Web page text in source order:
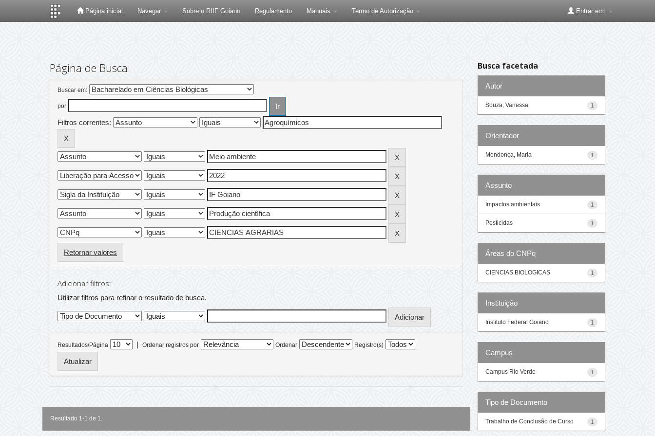
Página inicial Navegar Sobre o RIIF Goiano Regulamento Manuais Termo de Autorização Entrar em:
Página de Busca
Buscar em:
por
Filtros correntes:
Retornar valores
Adicionar filtros:
Utilizar filtros para refinar o resultado de busca.
Resultados/Página | Ordenar registros por Ordenar Registro(s)
Resultado 1-1 de 1.
Busca facetada
Autor
1
Souza, Vanessa
Orientador
1
Mendonça, Maria
Assunto
1
Impactos ambientais
1
Pesticidas
Áreas do CNPq
1
CIENCIAS BIOLOGICAS
Instituição
1
Instituto Federal Goiano
Campus
1
Campus Rio Verde
Tipo de Documento
1
Trabalho de Conclusão de Curso